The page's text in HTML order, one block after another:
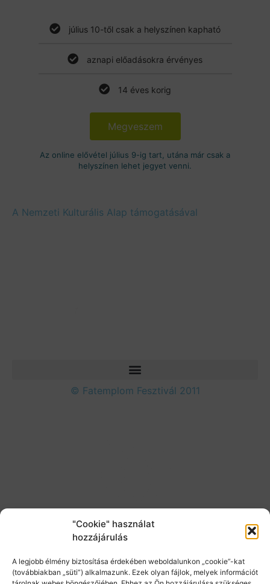
"Cookie" használat
hozzájárulás
A legjobb élmény biztosítása érdekében weboldalunkon „cookie”-kat
(továbbiakban „süti”) alkalmazunk. Ezek olyan fájlok, melyek információt
július 10-től csak a helyszínen kapható
aznapi előadásokra érvényes
14 éves korig
Megveszem
Az online elővétel július 9-ig tart, utána már csak a
helyszínen lehet jegyet venni.
A Nemzeti Kulturális Alap támogatásával
© Fatemplom Fesztivál 2011